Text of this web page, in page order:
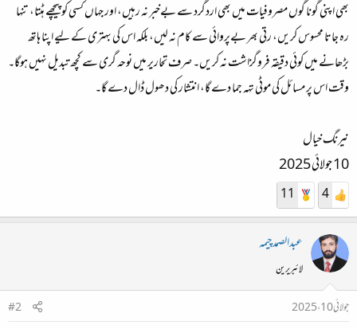
بھی اپنی گونا گوں مصروفیات میں بھی اردگرد سے بےخبر نہ رہیں، اور جہاں کسی کو پیچھے ہٹتا، تنہا
رہ جاتا محسوس کریں، رتی بھر بےپروائی سے کام نہ لیں، بلکہ اس کی بہتری کے لیے اپنا ہاتھ
بڑھانے میں کوئی دقیقہ فروگزاشت نہ کریں۔ صرف تحاریر میں نوحہ گری سے کچھ تبدیل نہیں ہوگا۔
وقت اس پر مسائل کی موٹی تہہ جما دے گا، انتشار کی دھول ڈال دے گا۔
نیرنگ خیال
10 جولائی 2025
4
11
عبدالصمدچیمہ
لائبریرین
جولائی 10، 2025
#2